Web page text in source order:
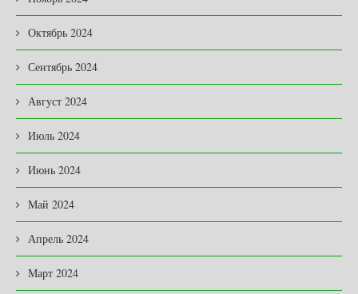
Октябрь 2024
Сентябрь 2024
Август 2024
Июль 2024
Июнь 2024
Май 2024
Апрель 2024
Март 2024